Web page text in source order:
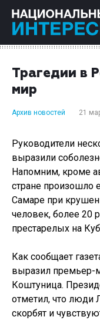
Трагедии в
мир
Архив новостей 21
Руководители
выразили
Напомним, кроме
стране произошло
Самаре при
человек, более 20
престарелых на
Как сообщает
выразил премьер-
Коштуница.
отметил, что люди
скорбят и